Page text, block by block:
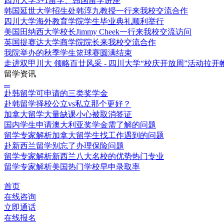
韩国延世大学招生处韩淳九教授一行来我校交流合作
四川大学海外教育学院学生毕业典礼顺利举行
美国田纳西大学校长Jimmy Cheek一行来我校交流访问
英国提赛达大学商学院院长来我校交流合作
我院举办的秋季学生篮球赛圆满结束
走进双甲川大 领略百廿风采 - 四川大学“校庆开放周”活动拉开
留学资讯
...
赴韩留学可申请的三类奖学金
赴韩留学择校公立vs私立那个更好？
加拿大留学大量缺课小心被取消签证
国内学生申请澳大利亚奖学金需了解的问题
留学专家解析加拿大留学生找工作遇到的问题
赴新西兰留学别忘了办理保险问题
留学专家解析新西兰八大名校的优势热门专业
留学专家解析美国热门学校早申录取率
首页
在线咨询
立即通话
在线报名